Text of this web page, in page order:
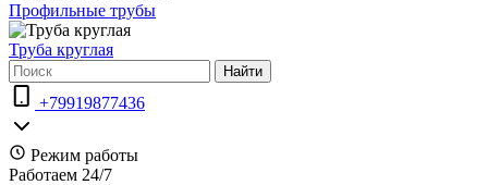
Профильные трубы
Труба круглая
Найти
+79919877436
Режим работы
Работаем 24/7